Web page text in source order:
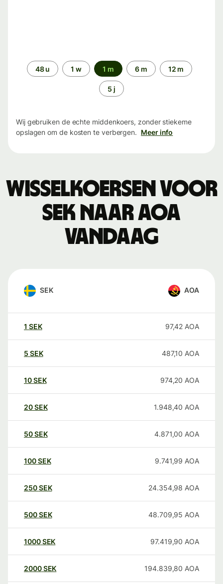
Periode48 u 1 w 1 m 6 m 12 m
5 j
Wij gebruiken de echte middenkoers, zonder stiekeme
opslagen om de kosten te verbergen. Meer info
Wisselkoersen voor
SEK naar AOA
vandaag
SEK AOA
1 SEK 97,42 AOA
5 SEK 487,10 AOA
10SEK 974,20 AOA
20SEK 1.948,40 AOA
50SEK 4.871,00 AOA
100SEK 9.741,99 AOA
250SEK 24.354,98 AOA
500SEK 48.709,95 AOA
1000SEK 97.419,90 AOA
2000SEK 194.839,80 AOA